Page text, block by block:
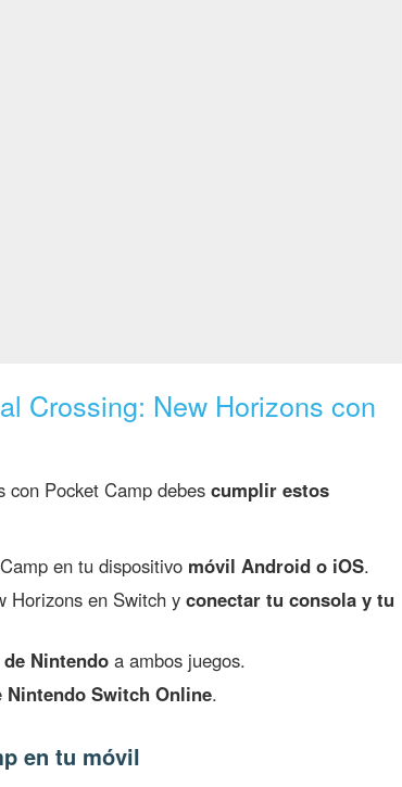
Crossing: New Horizons con
con Pocket Camp debes cumplir estos
en tu dispositivo móvil Android o iOS.
Horizons en Switch y conectar tu consola y tu
Nintendo a ambos juegos.
Nintendo Switch Online.
en tu móvil